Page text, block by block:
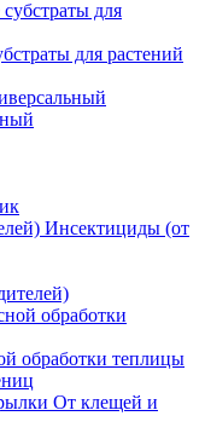
для растений
Инсектициды (от
обработки теплицы
От клещей и